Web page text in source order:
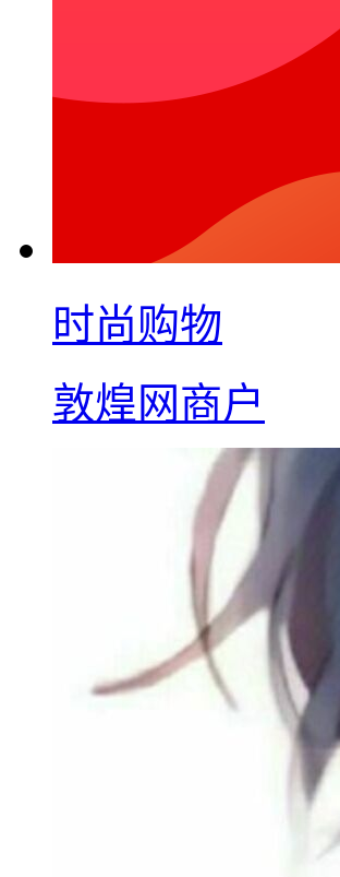
时尚购物
敦煌网商户